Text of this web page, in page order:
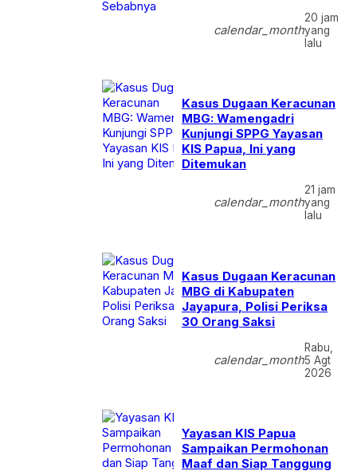
calendar_month
20 jam
yang
lalu
Kasus Dugaan Keracunan
MBG: Wamengadri
Kunjungi SPPG Yayasan
KIS Papua, Ini yang
Ditemukan
calendar_month
21 jam
yang
lalu
Kasus Dugaan Keracunan
MBG di Kabupaten
Jayapura, Polisi Periksa
30 Orang Saksi
calendar_month
Rabu,
5 Agt
2026
Yayasan KIS Papua
Sampaikan Permohonan
Maaf dan Siap Tanggung